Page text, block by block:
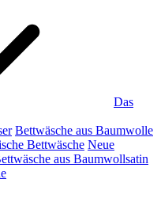
Das
Bettwäsche aus Baumwolle
Bettwäsche Neue
aus Baumwollsatin